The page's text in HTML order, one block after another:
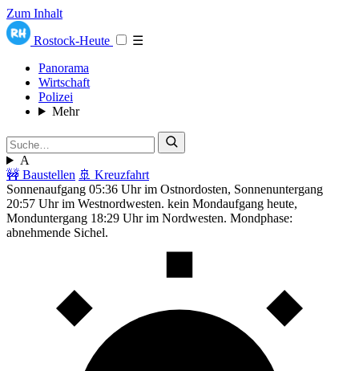
Zum Inhalt
Rostock-Heute
☰
Panorama
Wirtschaft
Polizei
Mehr
A
🚧 Baustellen 🚢 Kreuzfahrt
Sonnenaufgang 05:36 Uhr im Ostnordosten, Sonnenuntergang
20:57 Uhr im Westnordwesten. kein Mondaufgang heute,
Monduntergang 18:29 Uhr im Nordwesten. Mondphase:
abnehmende Sichel.